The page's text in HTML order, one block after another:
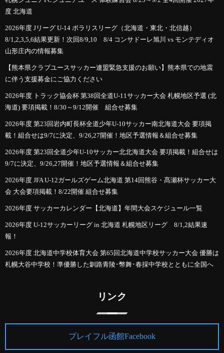
度 北海道
2026年度 Jリーグ U-14 ポラリスリーグ（北海道・東北・北信越）
8/1,2,3,5,6結果更新！次回8/9,10 8/4 コンサドーレ旭川 vs モンテディオ
山形庄内の情報募集
【熊本県クラブユースサッカー連盟緊急支援のお願い】熊本県での地震
に伴う支援募金にご協力ください
2026年度 トラック協会杯 第38回全道U-11サッカー大会 札幌地区予選 (北
海道) 要項掲載！8/30～9/12開催 組合せ募集
2026年度 第23回岩内町長杯全道少年U-10サッカー南北海道大会 要項掲
載！組合せは9/7に決定、9/26,27開催！地区予選情報＆組合せ募集
2026年度 第23回全道少年U-10サッカー北北海道大会 要項掲載！組合せは
9/7に決定、9/26,27開催！地区予選情報＆組合せ募集
2026年度 JFA U-12ガールズゲーム北海道 第14回熊谷・髙瀬杯サッカー大
会 大会要項掲載！8/22開催 組合せ募集
2026年度 サッカーカレンダー【北海道】年間大会スケジュール一覧
2026年度 U-12サッカーリーグ in 北海道 札幌地区リーグ 8/1,2結果速
報！
2026年度 北海道中学校体育大会 第65回北海道中学校サッカー大会 優勝は
札幌大谷中学校！準優勝した釧路青陵･幣舞･春採中学校とともに全国へ
リンク
プレイフル函館Facebook